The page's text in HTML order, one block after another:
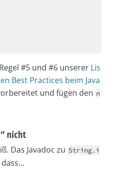
#5 und #6 unserer Lis
Best Practices beim Java
und fügen den n
nicht
Das Javadoc zu String.i
dass…